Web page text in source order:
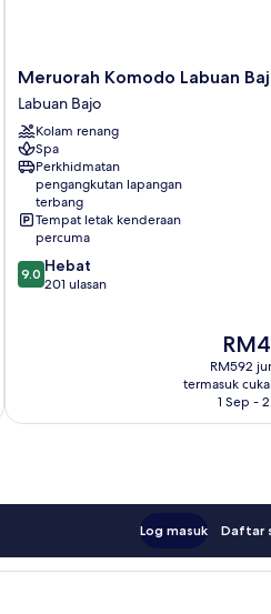
Meruorah
Komodo
Labuan
Bajo
Labuan
Bajo
Meruorah Komodo Labuan
Labuan Bajo
Kolam renang
Spa
Perkhidmatan
pengangkutan lapangan
terbang
Tempat letak kenderaan
percuma
9.0
daripada
9.0 Hebat
201 ulasan
Harga
ialah
RM489
RM592
termasuk
1 Sep -
Log masuk Daftar